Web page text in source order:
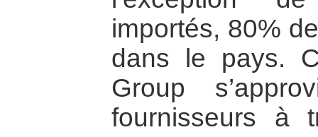
importés, 80%
dans le pays.
Group
fournisseurs à